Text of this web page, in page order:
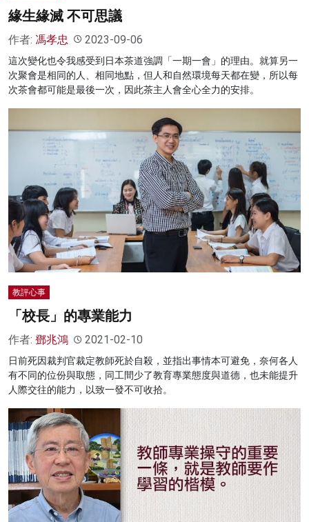
緣生緣滅 不可思議
作者: 馮孝忠 2023-09-06
這次變化也令我感受到日本茶道強調「一期一會」的理由。就算另一
次聚會是相同的人、相同地點，但人和自然環境每天都在變，所以每
次茶會都可能是最後一次，因此茶主人會全心全力的安排。
教評心事
「校長」的專業能力
作者: 鄧兆鴻 2021-02-10
日前死因裁判官裁定教師死於自殺，並指出事情本可避免，奈何各人
有不同的位份與取態，同工間少了教育專業態度與道德，也未能提升
人際交往的能力，以致一發不可收拾。